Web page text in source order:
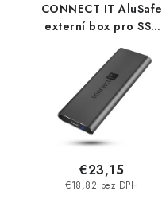
CONNECT IT AluSafe
externí box pro SSD
disky M.2 NVMe, 10
Gbps, USB-C,
ANTRACITOVÝ CEE-
7050-AN Connect IT
€18,82 bez DPH
€23,15